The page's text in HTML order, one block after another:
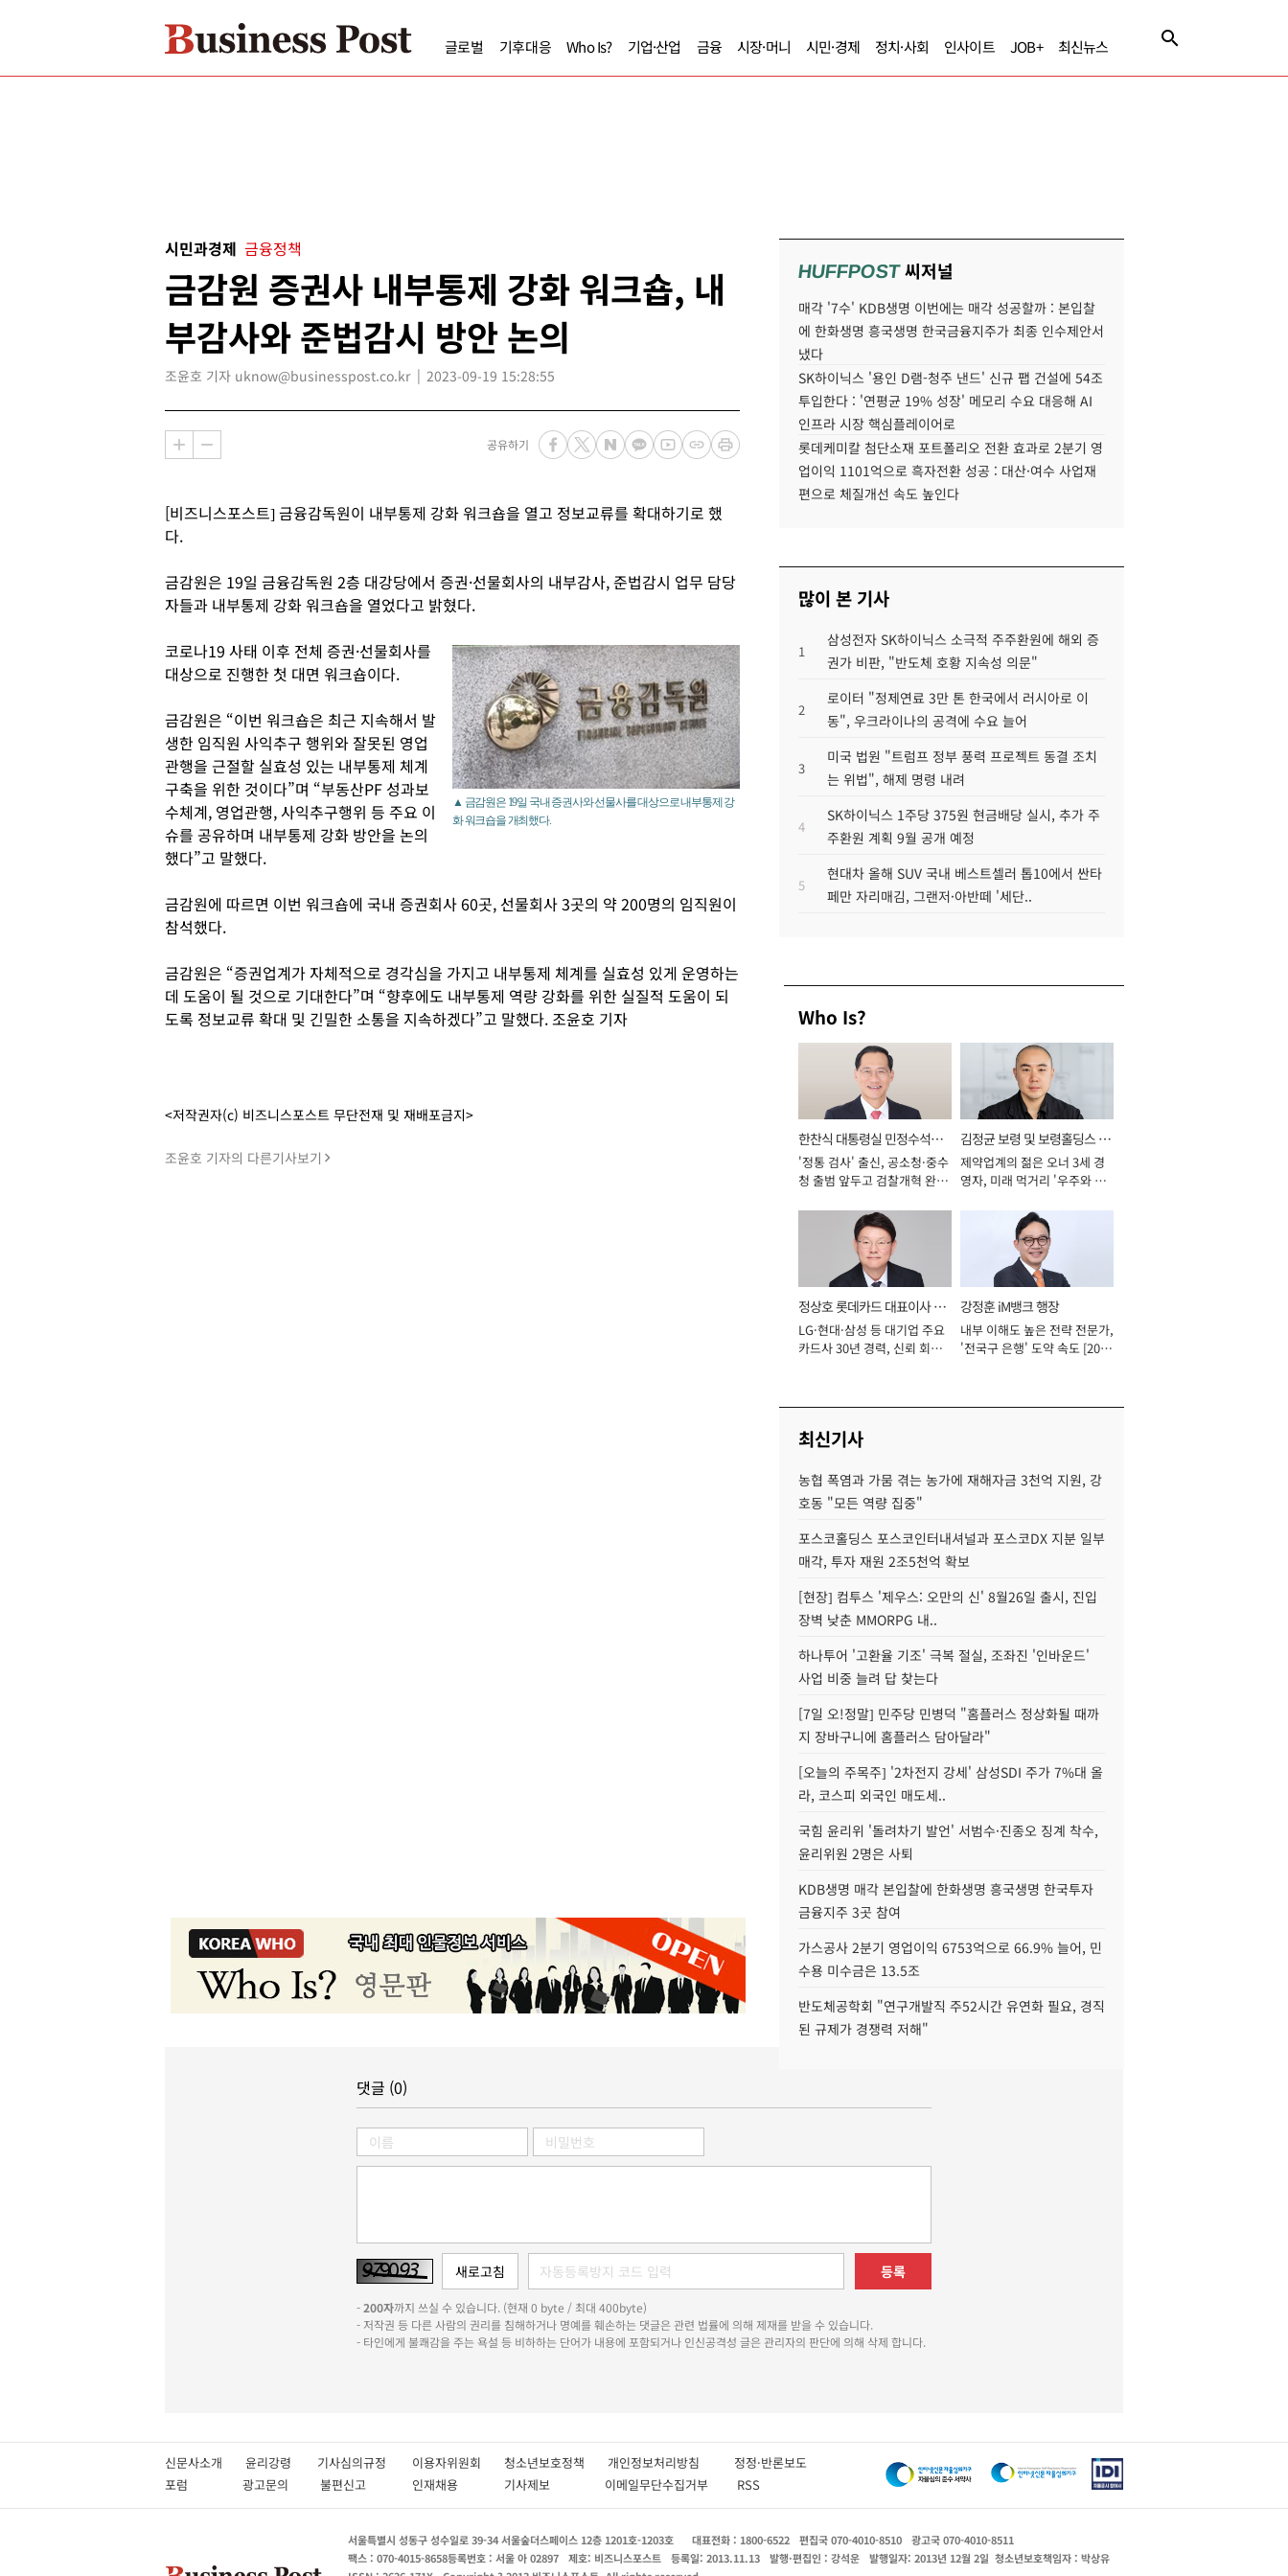
글로벌 기후대응 Who Is? 기업·산업 금융 시장·머니 시민·경제 정치·사회 인사이트 JOB+ 최신뉴스
시민과경제 금융정책
금감원 증권사 내부통제 강화 워크숍, 내
부감사와 준법감시 방안 논의
조윤호 기자 uknow@businesspost.co.kr 2023-09-19 15:28:55
공유하기
[비즈니스포스트] 금융감독원이 내부통제 강화 워크숍을 열고 정보교류를 확대하기로 했
다.
금감원은 19일 금융감독원 2층 대강당에서 증권·선물회사의 내부감사, 준법감시 업무 담당
자들과 내부통제 강화 워크숍을 열었다고 밝혔다.
▲ 금감원은 19일 국내 증권사와 선물사를 대상으로 내부통제 강
화 워크숍을 개최했다.
코로나19 사태 이후 전체 증권·선물회사를
대상으로 진행한 첫 대면 워크숍이다.
금감원은 “이번 워크숍은 최근 지속해서 발
생한 임직원 사익추구 행위와 잘못된 영업
관행을 근절할 실효성 있는 내부통제 체계
구축을 위한 것이다”며 “부동산PF 성과보
수체계, 영업관행, 사익추구행위 등 주요 이
슈를 공유하며 내부통제 강화 방안을 논의
했다”고 말했다.
금감원에 따르면 이번 워크숍에 국내 증권회사 60곳, 선물회사 3곳의 약 200명의 임직원이
참석했다.
금감원은 “증권업계가 자체적으로 경각심을 가지고 내부통제 체계를 실효성 있게 운영하는
데 도움이 될 것으로 기대한다”며 “향후에도 내부통제 역량 강화를 위한 실질적 도움이 되
도록 정보교류 확대 및 긴밀한 소통을 지속하겠다”고 말했다. 조윤호 기자
<저작권자(c) 비즈니스포스트 무단전재 및 재배포금지>
조윤호 기자의 다른기사보기
HUFFPOST씨저널
매각 '7수' KDB생명 이번에는 매각 성공할까 : 본입찰
에 한화생명 흥국생명 한국금융지주가 최종 인수제안서
냈다
SK하이닉스 '용인 D램-청주 낸드' 신규 팹 건설에 54조
투입한다 : '연평균 19% 성장' 메모리 수요 대응해 AI
인프라 시장 핵심플레이어로
롯데케미칼 첨단소재 포트폴리오 전환 효과로 2분기 영
업이익 1101억으로 흑자전환 성공 : 대산·여수 사업재
편으로 체질개선 속도 높인다
많이 본 기사
1
삼성전자 SK하이닉스 소극적 주주환원에 해외 증
권가 비판, "반도체 호황 지속성 의문"
2
로이터 "정제연료 3만 톤 한국에서 러시아로 이
동", 우크라이나의 공격에 수요 늘어
3
미국 법원 "트럼프 정부 풍력 프로젝트 동결 조치
는 위법", 해제 명령 내려
4
SK하이닉스 1주당 375원 현금배당 실시, 추가 주
주환원 계획 9월 공개 예정
5
현대차 올해 SUV 국내 베스트셀러 톱10에서 싼타
페만 자리매김, 그랜저·아반떼 '세단..
Who Is?
한찬식 대통령실 민정수석비
서관
'정통 검사' 출신, 공소청·중수
청 출범 앞두고 검찰개혁 완수
김정균 보령 및 보령홀딩스 대
표이사 사장
제약업계의 젊은 오너 3세 경
영자, 미래 먹거리 '우주와 헬
정상호 롯데카드 대표이사 사
장
LG·현대·삼성 등 대기업 주요
카드사 30년 경력, 신뢰 회복
강정훈 iM뱅크 행장
내부 이해도 높은 전략 전문가,
'전국구 은행' 도약 속도 [2026
최신기사
농협 폭염과 가뭄 겪는 농가에 재해자금 3천억 지원, 강
호동 "모든 역량 집중"
포스코홀딩스 포스코인터내셔널과 포스코DX 지분 일부
매각, 투자 재원 2조5천억 확보
[현장] 컴투스 '제우스: 오만의 신' 8월26일 출시, 진입
장벽 낮춘 MMORPG 내..
하나투어 '고환율 기조' 극복 절실, 조좌진 '인바운드'
사업 비중 늘려 답 찾는다
[7일 오!정말] 민주당 민병덕 "홈플러스 정상화될 때까
지 장바구니에 홈플러스 담아달라"
[오늘의 주목주] '2차전지 강세' 삼성SDI 주가 7%대 올
라, 코스피 외국인 매도세..
국힘 윤리위 '돌려차기 발언' 서범수·진종오 징계 착수,
윤리위원 2명은 사퇴
KDB생명 매각 본입찰에 한화생명 흥국생명 한국투자
금융지주 3곳 참여
가스공사 2분기 영업이익 6753억으로 66.9% 늘어, 민
수용 미수금은 13.5조
반도체공학회 "연구개발직 주52시간 유연화 필요, 경직
된 규제가 경쟁력 저해"
댓글 (0)
등록
-200자까지 쓰실 수 있습니다. (현재 0 byte / 최대 400byte)
- 저작권 등 다른 사람의 권리를 침해하거나 명예를 훼손하는 댓글은 관련 법률에 의해 제재를 받을 수 있습니다.
- 타인에게 불쾌감을 주는 욕설 등 비하하는 단어가 내용에 포함되거나 인신공격성 글은 관리자의 판단에 의해 삭제 합니다.
신문사소개 윤리강령 기사심의규정 이용자위원회 청소년보호정책 개인정보처리방침 정정·반론보도
포럼
광고문의 불편신고 인재채용 기사제보 이메일무단수집거부 RSS
서울특별시 성동구 성수일로 39-34 서울숲더스페이스 12층 1201호-1203호 대표전화 : 1800-6522 편집국 070-4010-8510
광고국 070-4010-8511
팩스 : 070-4015-8658등록번호 : 서울 아 02897 제호: 비즈니스포스트 등록일: 2013.11.13 발행·편집인 : 강석운 발행일자: 2013년 12월 2일 청소년보호책임자 : 박상유